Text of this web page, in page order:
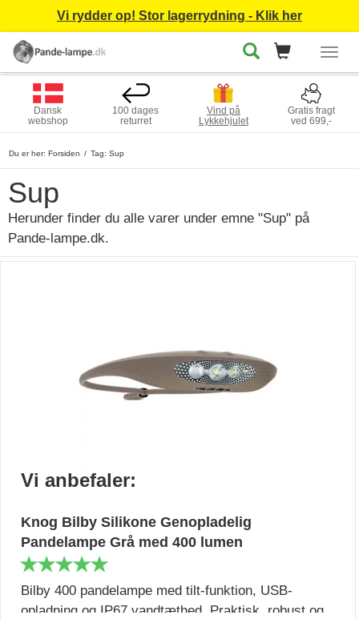
Vi rydder op! Stor lagerrydning - Klik her
Dansk
webshop
100 dages
returret
Vind på
Lykkehjulet
Gratis fragt
ved 699,-
Du er her: Forsiden Tag: Sup
Sup
Herunder finder du alle varer under emne "Sup" på
Pande-lampe.dk.
Vi anbefaler:
Knog Bilby Silikone Genopladelig
Pandelampe Grå med 400 lumen
Bilby 400 pandelampe med tilt-funktion, USB-
opladning og IP67 vandtæthed. Praktisk, robust og